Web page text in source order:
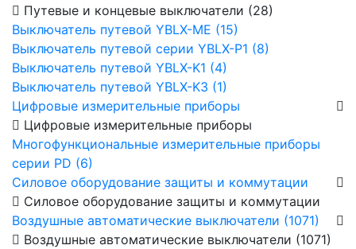
Путевые и концевые выключатели (28)
Выключатель путевой YBLX-ME (15)
Выключатель путевой серии YBLX-P1 (8)
Выключатель путевой YBLX-K1 (4)
Выключатель путевой YBLX-K3 (1)
Цифровые измерительные приборы
Цифровые измерительные приборы
Многофункциональные измерительные приборы
серии PD (6)
Силовое оборудование защиты и коммутации
Силовое оборудование защиты и коммутации
Воздушные автоматические выключатели (1071)
Воздушные автоматические выключатели (1071)